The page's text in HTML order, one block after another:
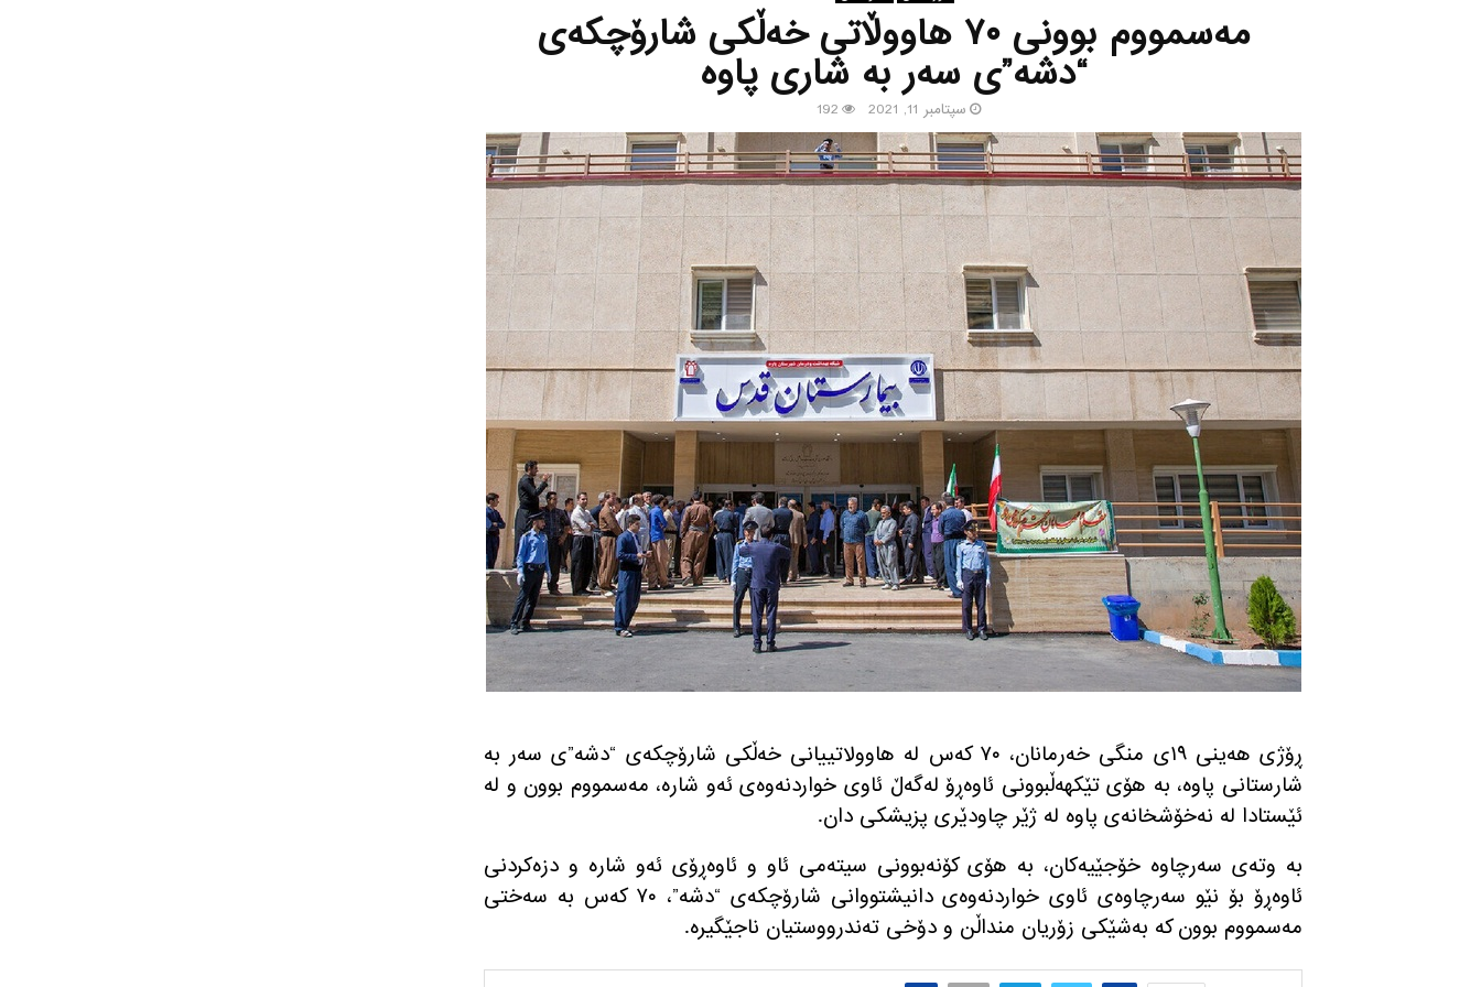
مه‌سمووم بوونی ٧٠ هاووڵاتی خه‌ڵكی شارۆچكه‌ی
“دشه‌”ی سه‌ر به‌ شاری پاوه‌
سپتامبر 11, 2021 192
ڕۆژی هه‌ینی ١٩ی منگی خه‌رمانان، ٧٠ كه‌س له‌ هاوولاتییانی خه‌ڵكی شارۆچكه‌ی “دشه‌”ی سه‌ر به‌
شارستانی پاوه‌، به‌ هۆی تێكهه‌ڵبوونی ئاوه‌ڕۆ له‌گه‌ڵ ئاوی خواردنه‌وه‌ی ئه‌و شاره‌، مه‌سمووم بوون و له‌
ئێستادا له‌ نه‌خۆشخانه‌ی پاوه‌ له‌ ژێر چاودێری پزیشكی دان.
به‌ وته‌ی سه‌رچاوه‌ خۆجێیه‌كان، به‌ هۆی كۆنه‌بوونی سیته‌می ئاو و ئاوه‌ڕۆی ئه‌و شاره‌ و دزه‌كردنی
ئاوه‌ڕۆ بۆ نێو سه‌رچاوه‌ی ئاوی خواردنه‌وه‌ی دانیشتووانی شارۆچكه‌ی “دشه‌”، ٧٠ كه‌س به‌ سه‌ختی
مه‌سمووم بوون كه‌ به‌شێكی زۆریان منداڵن و دۆخی ته‌ندرووستیان ناجێگیره‌.